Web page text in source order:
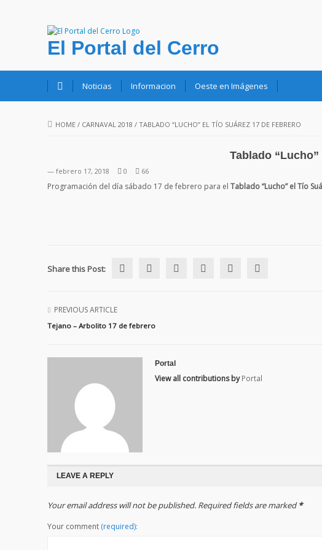
El Portal del Cerro
Noticias Informacion Oeste en Imágenes
HOME / CARNAVAL 2018 / TABLADO “LUCHO” EL TÍO SUÁREZ 17 DE FEBRERO
Tablado
— febrero 17, 2018 0 66
Programación del día sábado 17 de febrero para el Tablado “Lucho” el Tío
Share this Post:
PREVIOUS ARTICLE
Tejano – Arbolito 17 de febrero
Portal
View all contributions by Portal
LEAVE A REPLY
Your email address will not be published. Required fields are marked*
Your comment (required):